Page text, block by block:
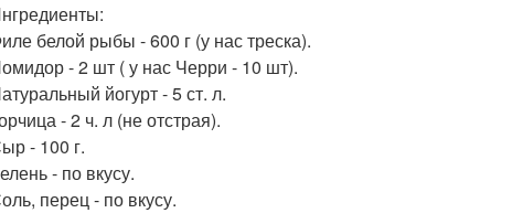
белой рыбы - 600 г (у нас треска).
- 2 шт ( у нас Черри - 10 шт).
йогурт - 5 ст. л.
- 2 ч. л (не отстрая).
- 100 г.
- по вкусу.
перец - по вкусу.